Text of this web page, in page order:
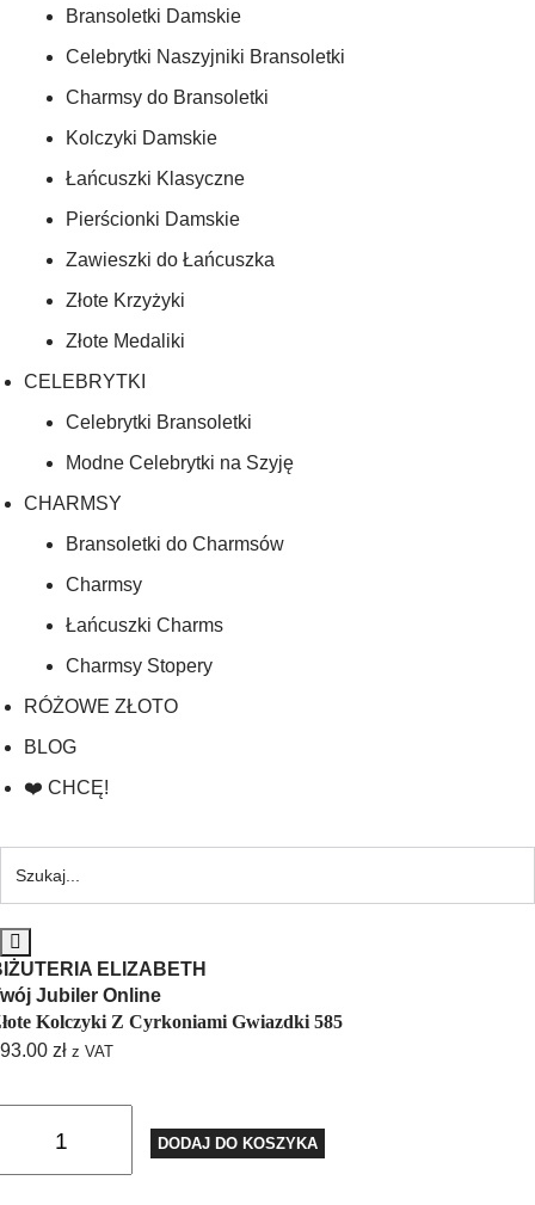
Bransoletki Damskie
Celebrytki Naszyjniki Bransoletki
Charmsy do Bransoletki
Kolczyki Damskie
Łańcuszki Klasyczne
Pierścionki Damskie
Zawieszki do Łańcuszka
Złote Krzyżyki
Złote Medaliki
CELEBRYTKI
Celebrytki Bransoletki
Modne Celebrytki na Szyję
CHARMSY
Bransoletki do Charmsów
Charmsy
Łańcuszki Charms
Charmsy Stopery
RÓŻOWE ZŁOTO
BLOG
❤️ CHCĘ!
ELIZABETH
Jubiler Online
Kolczyki Z Cyrkoniami Gwiazdki 585
zł z VAT
DODAJ DO KOSZYKA